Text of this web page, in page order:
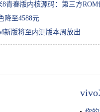
8青春版内核源码：第三方ROM
降至4588元
新版将至内测版本周放出
以帮助皮肤再生，